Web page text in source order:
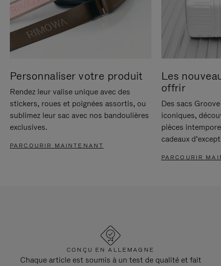
Personnaliser votre produit
Rendez leur valise unique avec des
stickers, roues et poignées assortis, ou
sublimez leur sac avec nos bandoulières
exclusives.
PARCOURIR MAINTENANT
Les
offrir
Des sacs
iconiques,
pièces
cadeaux
PARCOURIR
CONÇU EN ALLEMAGNE
Chaque article est soumis à un test de qualité et fait